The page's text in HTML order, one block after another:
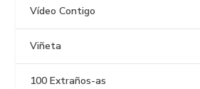
Vídeo Contigo
Viñeta
100 Extraños-as